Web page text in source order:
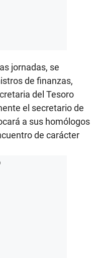
jornadas, se
de finanzas,
del Tesoro
el secretario de
a sus homólogos
de carácter